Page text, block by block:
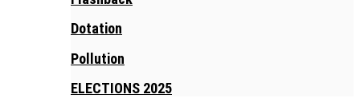
Dotation
Pollution
ELECTIONS 2025